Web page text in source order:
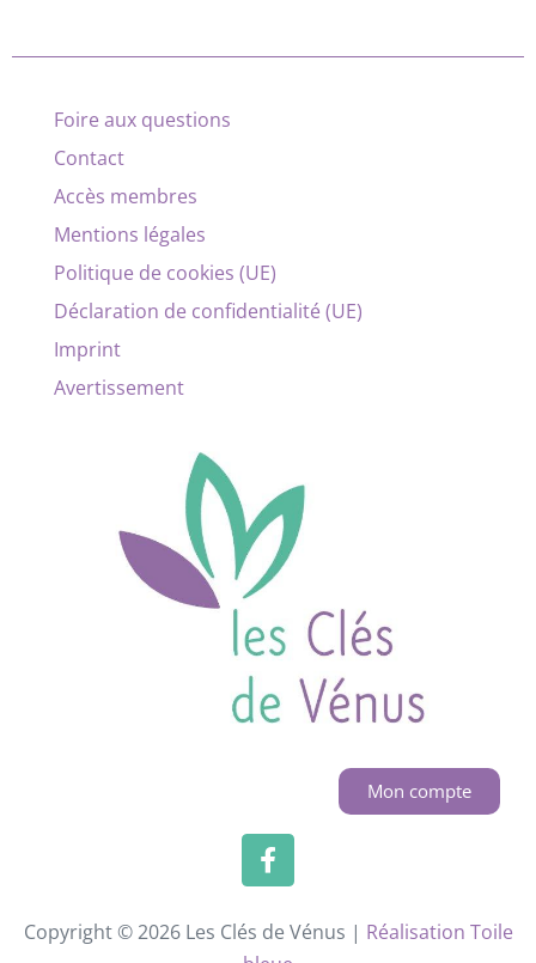
Foire aux questions
Contact
Accès membres
Mentions légales
Politique de cookies (UE)
Déclaration de confidentialité (UE)
Imprint
Avertissement
Mon compte
Copyright © 2026 Les Clés de Vénus | Réalisation Toile